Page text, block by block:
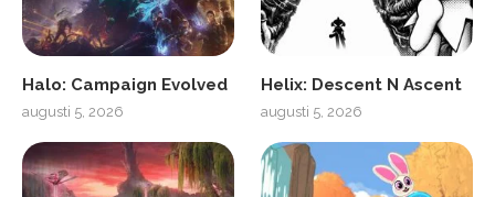
Halo: Campaign Evolved
augusti 5, 2026
Helix: Descent N Ascent
augusti 5, 2026